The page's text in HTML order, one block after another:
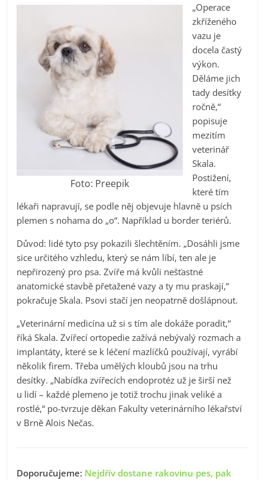
Foto: Preepik
„Operace
zkříženého
vazu je
docela častý
výkon.
Děláme jich
tady desítky
ročně,“
popisuje
mezitím
veterinář
Skala.
Postižení,
které tím
lékaři napravují, se podle něj objevuje hlavně u psích
plemen s nohama do „o“. Například u border teriérů.
Důvod: lidé tyto psy pokazili šlechtěním. „Dosáhli jsme
sice určitého vzhledu, který se nám líbí, ten ale je
nepřirozený pro psa. Zvíře má kvůli nešťastné
anatomické stavbě přetažené vazy a ty mu praskají,“
pokračuje Skala. Psovi stačí jen neopatrně došlápnout.
„Veterinární medicína už si s tím ale dokáže poradit,“
říká Skala. Zvířecí ortopedie zažívá nebývalý rozmach a
implantáty, které se k léčení mazlíčků používají, vyrábí
několik firem. Třeba umělých kloubů jsou na trhu
desítky. „Nabídka zvířecích endoprotéz už je širší než
u lidí – každé plemeno je totiž trochu jinak veliké a
rostlé,“ po-tvrzuje děkan Fakulty veterinárního lékařství
v Brně Alois Nečas.
Doporučujeme: Nejdřív dostane rakovinu pes, pak